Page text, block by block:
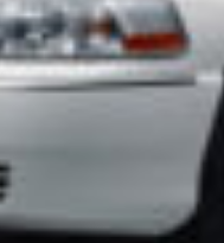
Limousine
服务。豪华车队，会说